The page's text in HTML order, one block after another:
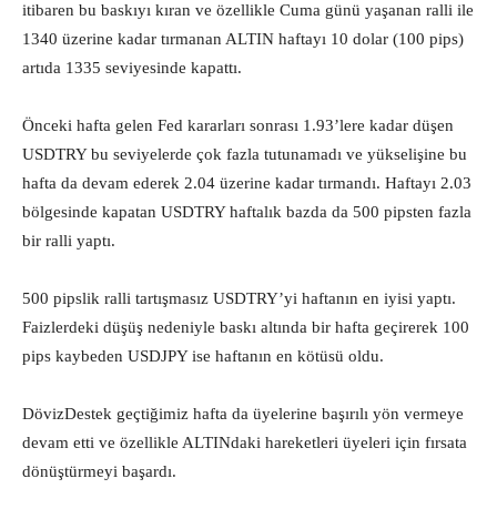
itibaren bu baskıyı kıran ve özellikle Cuma günü yaşanan ralli ile
1340 üzerine kadar tırmanan ALTIN haftayı 10 dolar (100 pips)
artıda 1335 seviyesinde kapattı.
Önceki hafta gelen Fed kararları sonrası 1.93’lere kadar düşen
USDTRY bu seviyelerde çok fazla tutunamadı ve yükselişine bu
hafta da devam ederek 2.04 üzerine kadar tırmandı. Haftayı 2.03
bölgesinde kapatan USDTRY haftalık bazda da 500 pipsten fazla
bir ralli yaptı.
500 pipslik ralli tartışmasız USDTRY’yi haftanın en iyisi yaptı.
Faizlerdeki düşüş nedeniyle baskı altında bir hafta geçirerek 100
pips kaybeden USDJPY ise haftanın en kötüsü oldu.
DövizDestek geçtiğimiz hafta da üyelerine başırılı yön vermeye
devam etti ve özellikle ALTINdaki hareketleri üyeleri için fırsata
dönüştürmeyi başardı.